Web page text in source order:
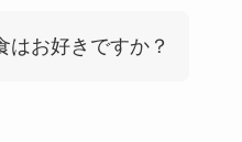
はお好きですか？